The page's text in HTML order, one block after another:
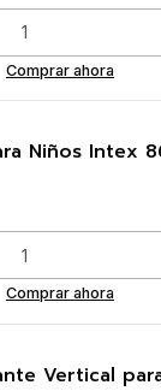
Comprar ahora
Niños Intex
Comprar ahora
Vertical